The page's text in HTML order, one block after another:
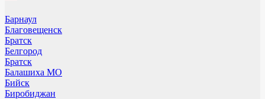
Барнаул
Благовещенск
Братск
Белгород
Братск
Балашиха МО
Бийск
Биробиджан